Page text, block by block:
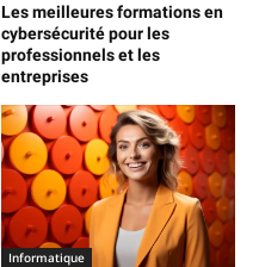
Les meilleures formations en
cybersécurité pour les
professionnels et les
entreprises
Informatique